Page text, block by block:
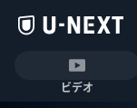
ビデオ